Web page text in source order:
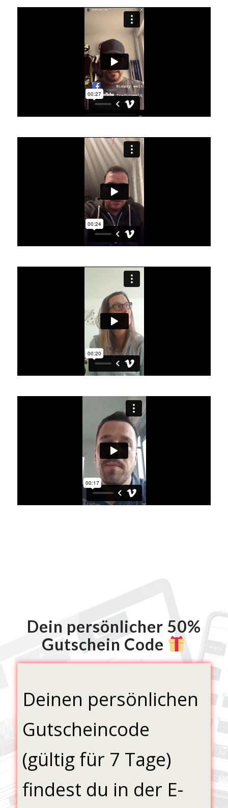
Dein persönlicher 50%
Gutschein Code
Deinen persönlichen
Gutscheincode
(gültig für 7 Tage)
findest du in der E-